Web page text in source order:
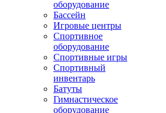
оборудование
Бассейн
Игровые центры
Спортивное
оборудование
Спортивные игры
Спортивный
инвентарь
Батуты
Гимнастическое
оборудование